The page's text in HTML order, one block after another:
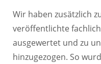
Wir haben zusätzlich
veröffentlichte
ausgewertet und zu
hinzugezogen. So